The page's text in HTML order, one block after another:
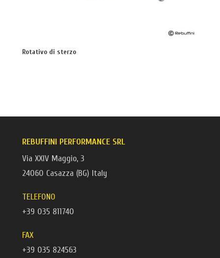
Rotativo di sterzo
REBUFFINI PERFORMANCE SRL
Via XXIV Maggio, 3
24060 Casazza (BG) Italy
TELEFONO
+39 035 811740
FAX
+39 035 824563